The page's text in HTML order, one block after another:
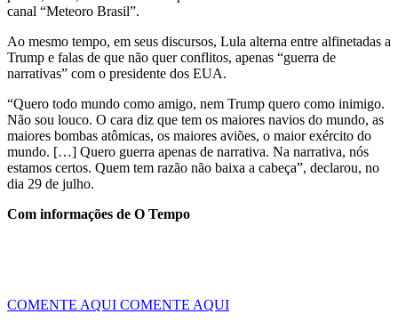
canal “Meteoro Brasil”.
Ao mesmo tempo, em seus discursos, Lula alterna entre alfinetadas a
Trump e falas de que não quer conflitos, apenas “guerra de
narrativas” com o presidente dos EUA.
“Quero todo mundo como amigo, nem Trump quero como inimigo.
Não sou louco. O cara diz que tem os maiores navios do mundo, as
maiores bombas atômicas, os maiores aviões, o maior exército do
mundo. […] Quero guerra apenas de narrativa. Na narrativa, nós
estamos certos. Quem tem razão não baixa a cabeça”, declarou, no
dia 29 de julho.
Com informações de O Tempo
COMENTE AQUI COMENTE AQUI